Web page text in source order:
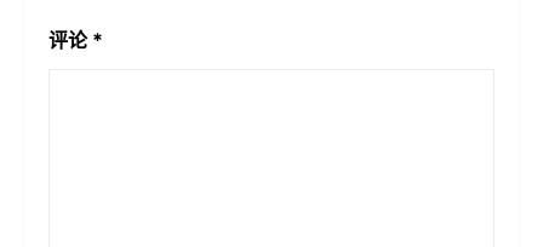
评论 *